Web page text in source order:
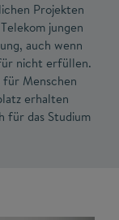
Projekten
jungen
auch wenn
nicht erfüllen.
Menschen
erhalten
für das Studium